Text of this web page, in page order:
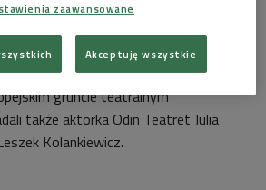
Foto: Orf3us/wikimedia/CC BY-SA 3.0
tradycjach teatralnych i
gruncie teatralnym
także aktorka Odin Teatret Julia
Kolankiewicz.
zaawansowane
Akceptuję wszystkie